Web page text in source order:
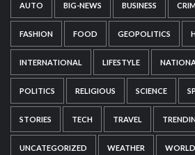
AUTO BIG-NEWS BUSINESS
FASHION FOOD GEOPOLITICS
INTERNATIONAL LIFESTYLE
POLITICS RELIGIOUS SCIENCE
STORIES TECH TRAVEL
UNCATEGORIZED WEATHER WORLD